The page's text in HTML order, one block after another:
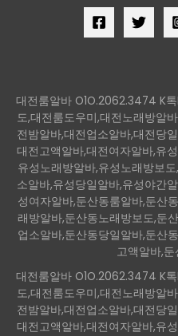
대전룸알바 O1O.2062.3474 K
도,대전룸도우미,대전노래방알
전밤알바,대전업소알바,대전당
대전고액알바,대전여자알바,유
유성노래방알바,유성노래방보
소알바,유성당일알바,유성야간
성여자알바,둔산동룸알바,둔산
래방알바,둔산동노래방보도,둔
업소알바,둔산동당일알바,둔산
고액알바,
대전룸알바 O1O.2062.3474 K
도,대전룸도우미,대전노래방알
전밤알바,대전업소알바,대전당
대전고액알바,대전여자알바,유